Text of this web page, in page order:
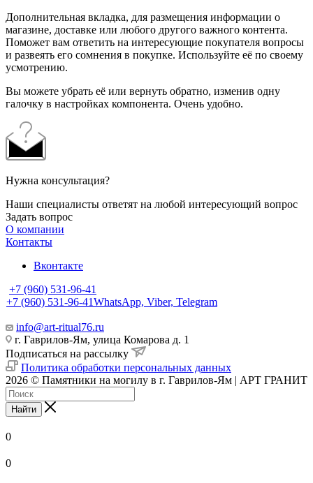
Дополнительная вкладка, для размещения информации о
магазине, доставке или любого другого важного контента.
Поможет вам ответить на интересующие покупателя вопросы
и развеять его сомнения в покупке. Используйте её по своему
усмотрению.
Вы можете убрать её или вернуть обратно, изменив одну
галочку в настройках компонента. Очень удобно.
Нужна консультация?
Наши специалисты ответят на любой интересующий вопрос
Задать вопрос
О компании
Контакты
Вконтакте
+7 (960) 531-96-41
+7 (960) 531-96-41WhatsApp, Viber, Telegram
info@art-ritual76.ru
г. Гаврилов-Ям, улица Комарова д. 1
Подписаться на рассылку
Политика обработки персональных данных
2026 © Памятники на могилу в г. Гаврилов-Ям | АРТ ГРАНИТ
Найти
0
0